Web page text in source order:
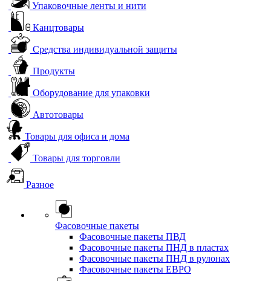
Упаковочные ленты и нити
Канцтовары
Средства индивидуальной защиты
Продукты
Оборудование для упаковки
Автотовары
Товары для офиса и дома
Товары для торговли
Разное
Фасовочные пакеты
Фасовочные пакеты ПВД
Фасовочные пакеты ПНД в пластах
Фасовочные пакеты ПНД в рулонах
Фасовочные пакеты ЕВРО